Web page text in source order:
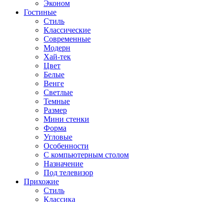
Эконом
Гостиные
Стиль
Классические
Современные
Модерн
Хай-тек
Цвет
Белые
Венге
Светлые
Темные
Размер
Мини стенки
Форма
Угловые
Особенности
С компьютерным столом
Назначение
Под телевизор
Прихожие
Стиль
Классика